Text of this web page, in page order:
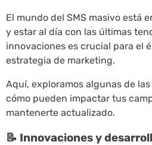
El mundo del SMS masivo está
y estar al día con las últimas
innovaciones es crucial para el
estrategia de marketing.
Aquí, exploramos algunas de
cómo pueden impactar tus
mantenerte actualizado.
📝 Innovaciones y